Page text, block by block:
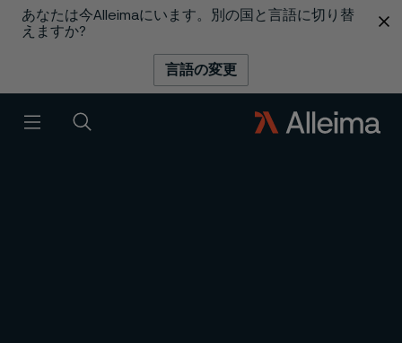
あなたは今Alleimaにいます。別の国と言語に切り替
えますか?
言語の変更
メニュー検索